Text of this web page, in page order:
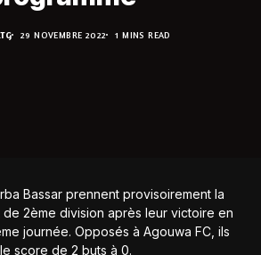
29 NOVEMBRE 2022 1 MINS READ
Bassar prennent provisoirement la
2ème division après leur victoire en
journée. Opposés à Agouwa FC, ils
score de 2 buts à 0.